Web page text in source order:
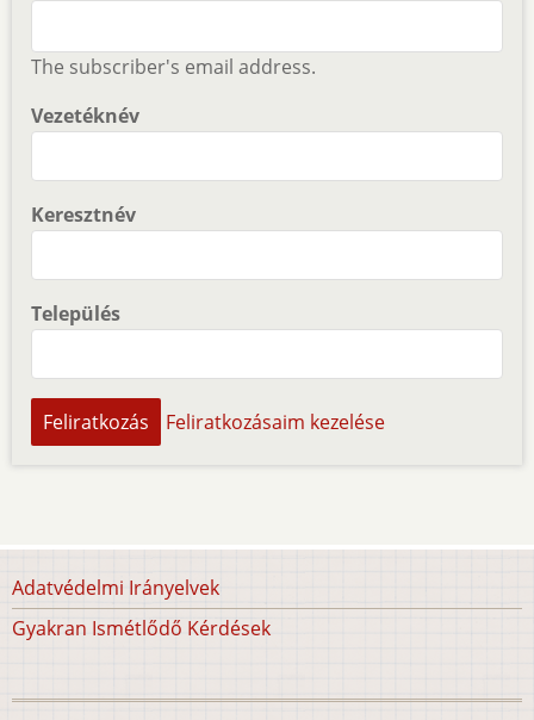
The subscriber's email address.
Vezetéknév
Keresztnév
Település
Feliratkozásaim kezelése
Lábléc
Adatvédelmi Irányelvek
Gyakran Ismétlődő Kérdések